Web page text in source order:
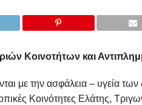
Κοινοτήτων και
με την ασφάλεια – υγεία
Κοινότητες Ελάτης,